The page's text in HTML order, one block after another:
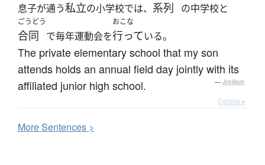
息子が通う私立の小学校では、 系列 の中学校と
ごうどう
合同 で毎年運動会を
おこな
行っている。
The private elementary school that my son
attends holds an annual field day jointly with its
affiliated junior high school.
— Jreibun
Details ▸
MoreSentences >